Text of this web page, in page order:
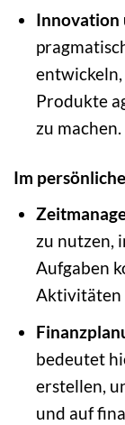
Innovation
Produkte
zu machen.
Im
zu nutzen,
Aufgaben
Aktivitäten
bedeutet
erstellen,
und auf